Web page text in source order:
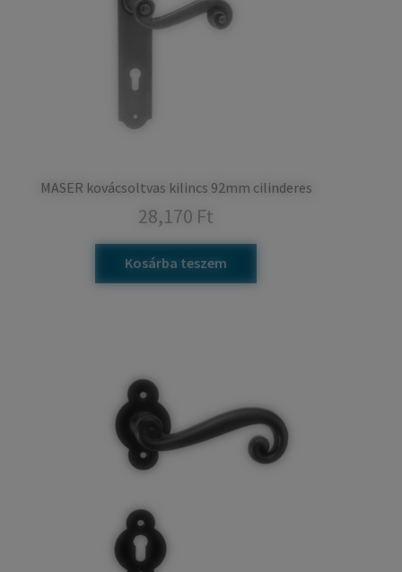
MASER kovácsoltvas kilincs 92mm cilinderes
28,170 Ft
Kosárba teszem